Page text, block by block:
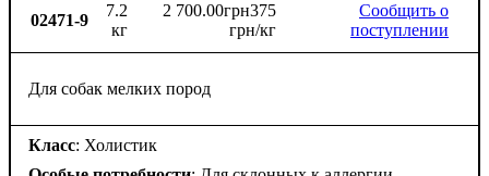
02471-9
7.2
кг
2 700.00грн375
грн/кг
Сообщить о
поступлении
Для собак мелких пород
Класс: Холистик